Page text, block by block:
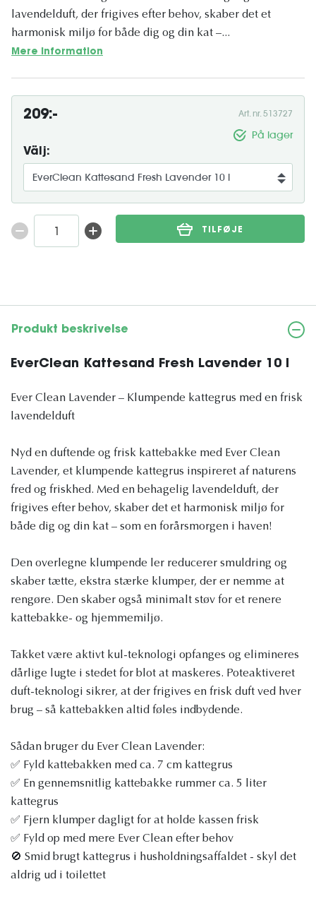
lavendelduft, der frigives efter behov, skaber det et
harmonisk miljø for både dig og din kat –...
Mere information
209:- Art. nr. 513727
På lager
Välj:
TILFØJE
Produkt beskrivelse
EverClean Kattesand Fresh Lavender 10 l
Ever Clean Lavender – Klumpende kattegrus med en frisk
lavendelduft
Nyd en duftende og frisk kattebakke med Ever Clean
Lavender, et klumpende kattegrus inspireret af naturens
fred og friskhed. Med en behagelig lavendelduft, der
frigives efter behov, skaber det et harmonisk miljø for
både dig og din kat – som en forårsmorgen i haven!
Den overlegne klumpende ler reducerer smuldring og
skaber tætte, ekstra stærke klumper, der er nemme at
rengøre. Den skaber også minimalt støv for et renere
kattebakke- og hjemmemiljø.
Takket være aktivt kul-teknologi opfanges og elimineres
dårlige lugte i stedet for blot at maskeres. Poteaktiveret
duft-teknologi sikrer, at der frigives en frisk duft ved hver
brug – så kattebakken altid føles indbydende.
Sådan bruger du Ever Clean Lavender:
✅ Fyld kattebakken med ca. 7 cm kattegrus
✅ En gennemsnitlig kattebakke rummer ca. 5 liter
kattegrus
✅ Fjern klumper dagligt for at holde kassen frisk
✅ Fyld op med mere Ever Clean efter behov
🚫 Smid brugt kattegrus i husholdningsaffaldet - skyl det
aldrig ud i toilettet